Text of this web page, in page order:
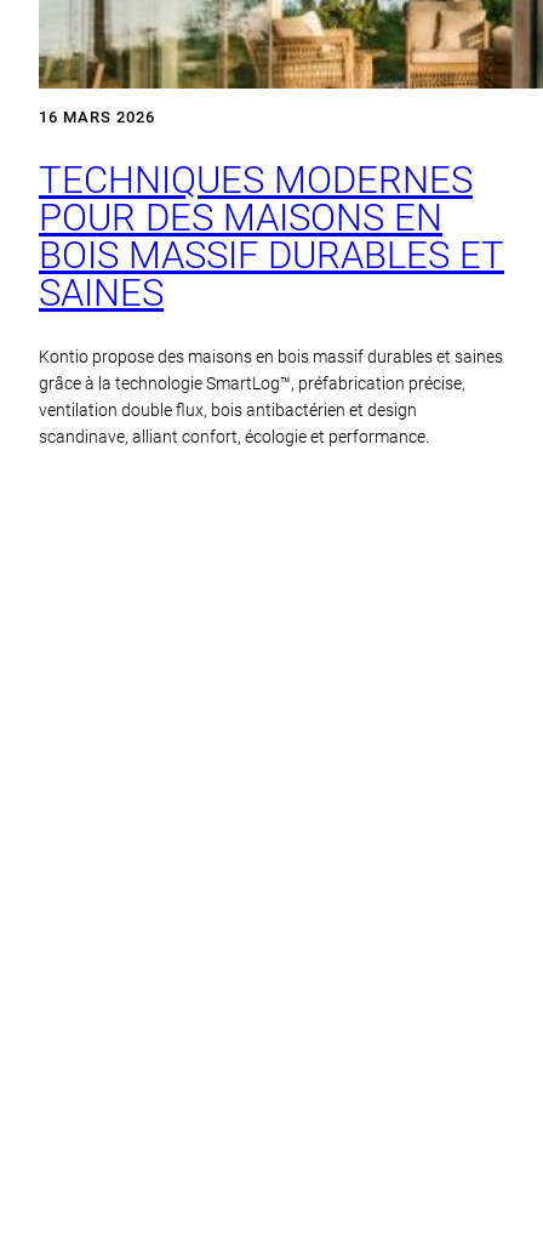
16 MARS 2026
TECHNIQUES MODERNES
POUR DES MAISONS EN
BOIS MASSIF DURABLES ET
SAINES
Kontio propose des maisons en bois massif durables et saines
grâce à la technologie SmartLog™, préfabrication précise,
ventilation double flux, bois antibactérien et design
scandinave, alliant confort, écologie et performance.